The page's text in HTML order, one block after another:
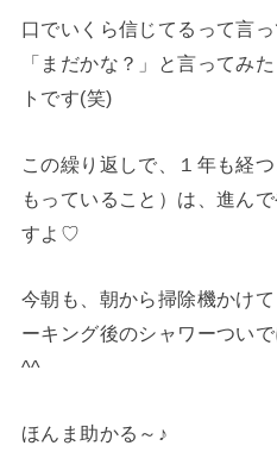
口でいくら信じてるって言
「まだかな？」と言ってみ
トです(笑)
この繰り返しで、１年も経
もっていること）は、進ん
すよ♡
今朝も、朝から掃除機かけ
ーキング後のシャワーつい
^^
ほんま助かる～♪